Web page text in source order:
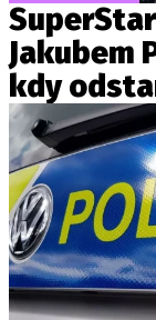
Jakubem
kdy